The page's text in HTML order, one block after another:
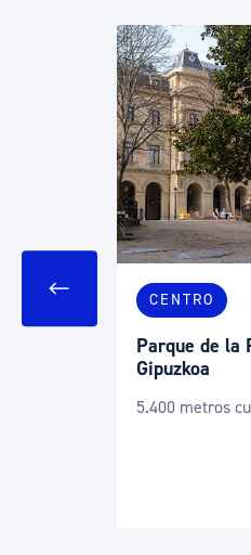
CENTRO
Parque de la Plaza
Gipuzkoa
5.400 metros cuadrados